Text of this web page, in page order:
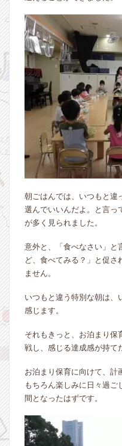
朝ごはんでは、いつもと違
選んでいいんだよ。と言っ
が多く見られました。
意外と、「食べなさい」と
ど、食べてみる？」と促
ません。
いつもと違う特別な朝は
感じます。
それもきっと、お泊まり
戦し、感じる達成感が持て
お泊まり保育に向けて、
もちろん楽しみに日々過
間となったはずです。